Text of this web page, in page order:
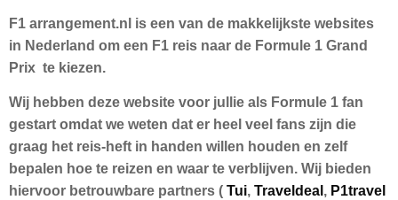
F1 arrangement.nl is een van de makkelijkste websites
in Nederland om een F1 reis naar de Formule 1 Grand
Prix te kiezen.
Wij hebben deze website voor jullie als Formule 1 fan
gestart omdat we weten dat er heel veel fans zijn die
graag het reis-heft in handen willen houden en zelf
bepalen hoe te reizen en waar te verblijven. Wij bieden
hiervoor betrouwbare partners ( Tui, Traveldeal , P1travel